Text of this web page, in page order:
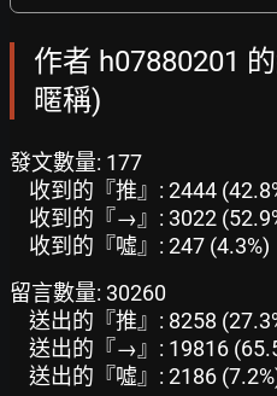
作者 h07880201
暱稱)
發文數量: 177
收到的『推』: 2444
收到的『→』: 3022
收到的『噓』: 247 (4.3%)
留言數量: 30260
送出的『推』: 8258
送出的『→』: 19816
送出的『噓』: 2186